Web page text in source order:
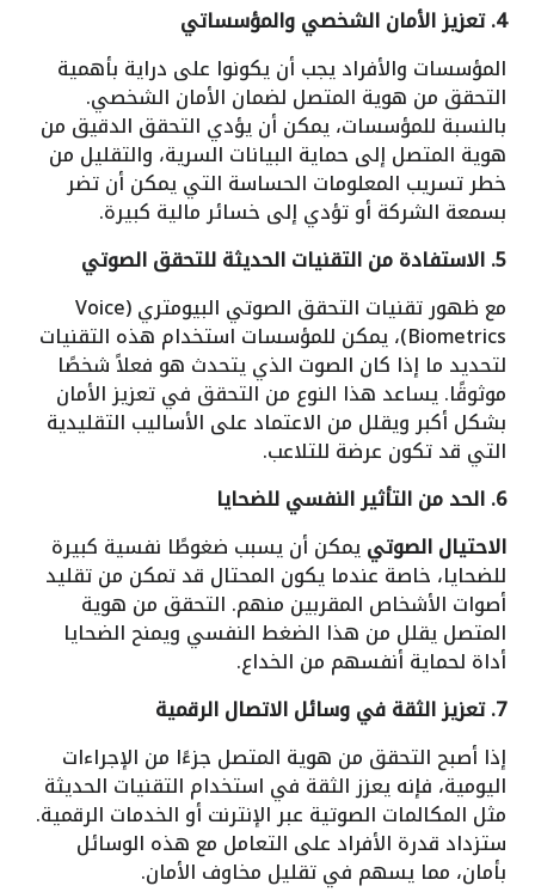
4. تعزيز الأمان الشخصي والمؤسساتي
المؤسسات والأفراد يجب أن يكونوا على دراية بأهمية
التحقق من هوية المتصل لضمان الأمان الشخصي.
بالنسبة للمؤسسات، يمكن أن يؤدي التحقق الدقيق من
هوية المتصل إلى حماية البيانات السرية، والتقليل من
خطر تسريب المعلومات الحساسة التي يمكن أن تضر
بسمعة الشركة أو تؤدي إلى خسائر مالية كبيرة.
5. الاستفادة من التقنيات الحديثة للتحقق الصوتي
مع ظهور تقنيات التحقق الصوتي البيومتري (Voice
Biometrics)، يمكن للمؤسسات استخدام هذه التقنيات
لتحديد ما إذا كان الصوت الذي يتحدث هو فعلاً شخصًا
موثوقًا. يساعد هذا النوع من التحقق في تعزيز الأمان
بشكل أكبر ويقلل من الاعتماد على الأساليب التقليدية
التي قد تكون عرضة للتلاعب.
6. الحد من التأثير النفسي للضحايا
الاحتيال الصوتييمكن أن يسبب ضغوطًا نفسية كبيرة
للضحايا، خاصة عندما يكون المحتال قد تمكن من تقليد
أصوات الأشخاص المقربين منهم. التحقق من هوية
المتصل يقلل من هذا الضغط النفسي ويمنح الضحايا
أداة لحماية أنفسهم من الخداع.
7. تعزيز الثقة في وسائل الاتصال الرقمية
إذا أصبح التحقق من هوية المتصل جزءًا من الإجراءات
اليومية، فإنه يعزز الثقة في استخدام التقنيات الحديثة
مثل المكالمات الصوتية عبر الإنترنت أو الخدمات الرقمية.
ستزداد قدرة الأفراد على التعامل مع هذه الوسائل
بأمان، مما يسهم في تقليل مخاوف الأمان.